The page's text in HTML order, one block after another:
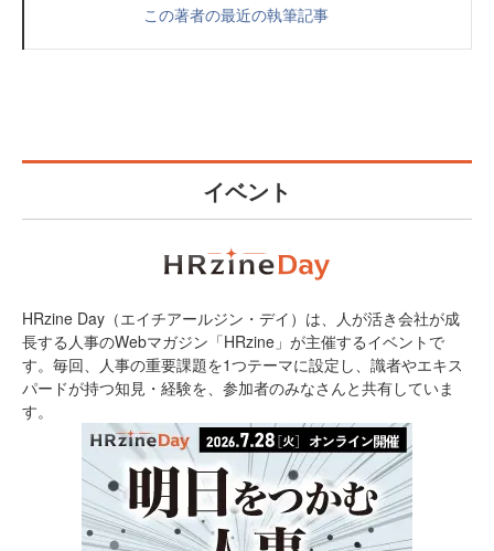
この著者の最近の執筆記事
イベント
HRzine Day（エイチアールジン・デイ）は、人が活き会社が成
長する人事のWebマガジン「HRzine」が主催するイベントで
す。毎回、人事の重要課題を1つテーマに設定し、識者やエキス
パードが持つ知見・経験を、参加者のみなさんと共有していま
す。